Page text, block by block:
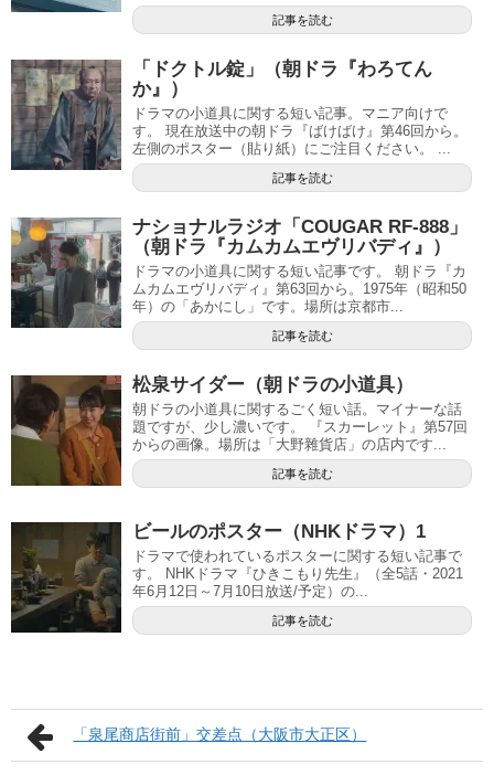
記事を読む
「ドクトル錠」（朝ドラ『わろてん
か』）
ドラマの小道具に関する短い記事。マニア向けで
す。 現在放送中の朝ドラ『ばけばけ』第46回から。
左側のポスター（貼り紙）にご注目ください。 ...
記事を読む
ナショナルラジオ「COUGAR RF-888」
（朝ドラ『カムカムエヴリバディ』）
ドラマの小道具に関する短い記事です。 朝ドラ『カ
ムカムエヴリバディ』第63回から。1975年（昭和50
年）の「あかにし」です。場所は京都市...
記事を読む
松泉サイダー（朝ドラの小道具）
朝ドラの小道具に関するごく短い話。マイナーな話
題ですが、少し濃いです。 『スカーレット』第57回
からの画像。場所は「大野雜貨店」の店内です...
記事を読む
ビールのポスター（NHKドラマ）1
ドラマで使われているポスターに関する短い記事で
す。 NHKドラマ『ひきこもり先生』（全5話・2021
年6月12日～7月10日放送/予定）の...
記事を読む
「泉尾商店街前」交差点（大阪市大正区）